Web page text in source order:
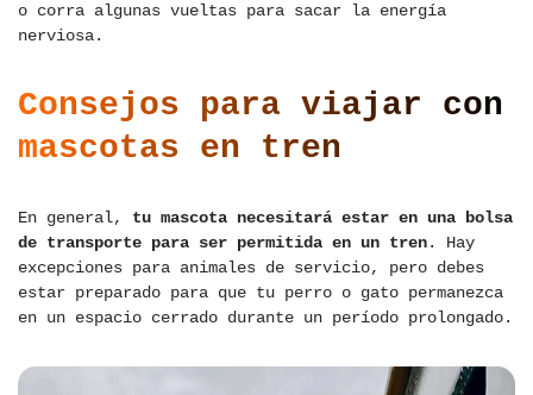
o corra algunas vueltas para sacar la energía
nerviosa.
Consejos para viajar con
mascotas en tren
En general, tu mascota necesitará estar en una bolsa
de transporte para ser permitida en un tren. Hay
excepciones para animales de servicio, pero debes
estar preparado para que tu perro o gato permanezca
en un espacio cerrado durante un período prolongado.